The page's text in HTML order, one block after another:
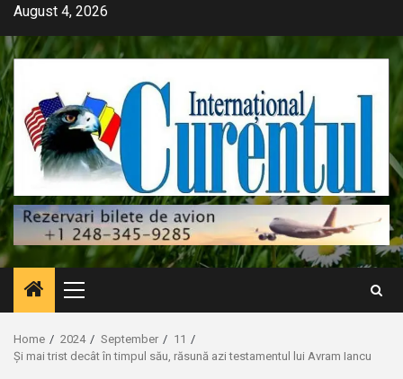
Skip
content
August 4, 2026
Primary
Menu
Home 2024 September
11
Și mai trist decât în timpul său, răsună azi testamentul lui Avram Iancu